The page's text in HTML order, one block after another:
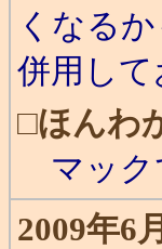
くなる
併用し
□ほんわ
マック
2009年6